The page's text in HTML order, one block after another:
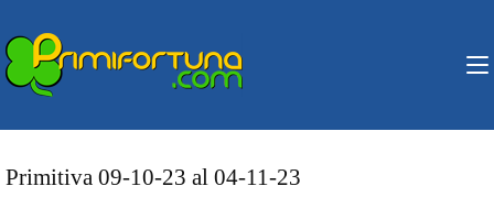
al
contenido
(presiona
Intro)
Primitiva 09-10-23 al 04-11-23